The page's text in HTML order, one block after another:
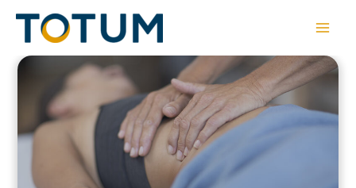
indholdet